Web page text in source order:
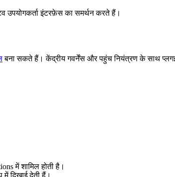
उपयोगकर्ता इंटरफ़ेस का समर्थन करते हैं।
बना सकते हैं। केंद्रीय गवर्नेंस और पहुंच नियंत्रण के साथ
में शामिल होती है।
दिखाई देती हैं।